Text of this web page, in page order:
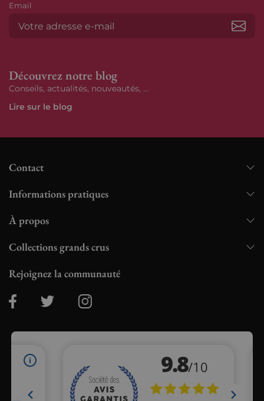
Email
Découvrez notre blog
Conseils, actualités, nouveautés, ...
Lire sur le blog
Contact
Informations pratiques
À propos
Collections grands crus
Rejoignez la communauté